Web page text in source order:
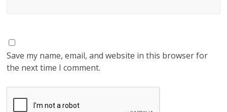
Save my name, email, and website in this browser for
the next time I comment.